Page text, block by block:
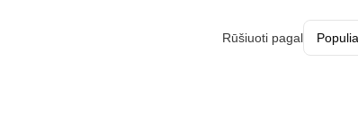
Rūšiuoti pagal